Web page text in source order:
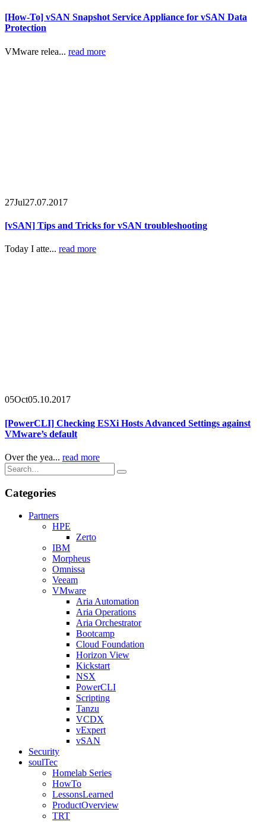
[How-To] vSAN Snapshot Service Appliance for vSAN Data
Protection
VMware relea... read more
27Jul27.07.2017
[vSAN] Tips and Tricks for vSAN troubleshooting
Today I atte... read more
05Oct05.10.2017
[PowerCLI] Checking ESXi Hosts Advanced Settings against
VMware’s default
Over the yea... read more
Categories
Partners
HPE
Zerto
IBM
Morpheus
Omnissa
Veeam
VMware
Aria Automation
Aria Operations
Aria Orchestrator
Bootcamp
Cloud Foundation
Horizon View
Kickstart
NSX
PowerCLI
Scripting
Tanzu
VCDX
vExpert
vSAN
Security
soulTec
Homelab Series
HowTo
LessonsLearned
ProductOverview
TRT